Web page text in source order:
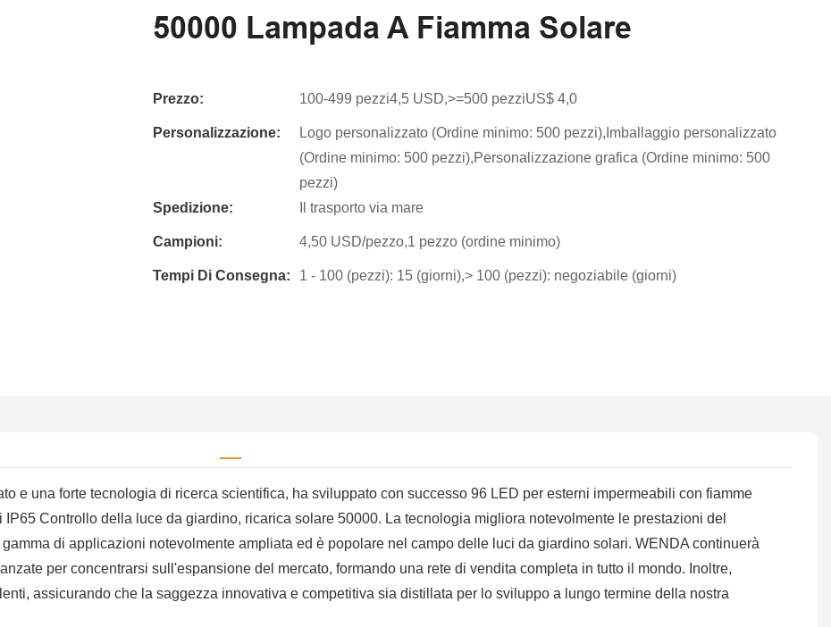
50000 Lampada A Fiamma Solare
Prezzo: 100-499 pezzi4,5 USD,>=500 pezziUS$ 4,0
Personalizzazione:
Logo personalizzato (Ordine minimo: 500 pezzi),Imballaggio personalizzato
(Ordine minimo: 500 pezzi),Personalizzazione grafica (Ordine minimo: 500
pezzi)
Spedizione:
Il trasporto via mare
Campioni: 4,50 USD/pezzo,1 pezzo (ordine minimo)
Tempi Di Consegna: 1 - 100 (pezzi): 15 (giorni),> 100 (pezzi): negoziabile (giorni)
e una forte tecnologia di ricerca scientifica, ha sviluppato con successo 96 LED per esterni impermeabili con fiamme
Controllo della luce da giardino, ricarica solare 50000. La tecnologia migliora notevolmente le prestazioni del
di applicazioni notevolmente ampliata ed è popolare nel campo delle luci da giardino solari. WENDA continuerà
per concentrarsi sull'espansione del mercato, formando una rete di vendita completa in tutto il mondo. Inoltre,
assicurando che la saggezza innovativa e competitiva sia distillata per lo sviluppo a lungo termine della nostra